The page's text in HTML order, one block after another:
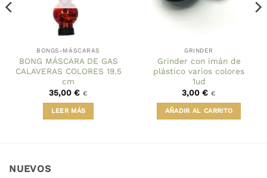
BONGS-MÁSCARAS
BONG MÁSCARA DE GAS
CALAVERAS COLORES 19.5
cm
35,00 € €
LEER MÁS
GRINDER
Grinder con imán de
plástico varios colores
1ud
3,00 € €
AÑADIR AL CARRITO
NUEVOS